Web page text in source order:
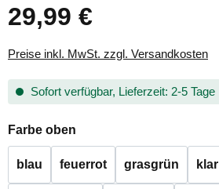
Regulärer Preis:
29,99 €
Preise inkl. MwSt. zzgl. Versandkosten
Sofort verfügbar, Lieferzeit: 2-5 Tage
Farbe oben
blau feuerrot grasgrün klar